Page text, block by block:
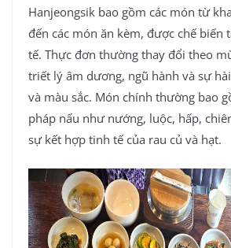
Hanjeongsik bao gồm các món từ
đến các món ăn kèm, được chế biến
tế. Thực đơn thường thay đổi theo
triết lý âm dương, ngũ hành và sự
và màu sắc. Món chính thường bao
pháp nấu như nướng, luộc, hấp,
sự kết hợp tinh tế của rau củ và hạt.